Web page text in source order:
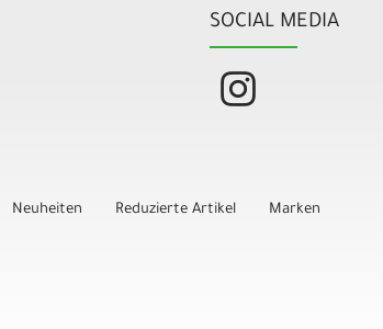
SOCIAL MEDIA
Neuheiten Reduzierte Artikel Marken